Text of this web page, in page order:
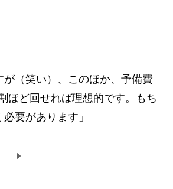
が（笑い）、このほか、予備費
ほど回せれば理想的です。もち
要があります」